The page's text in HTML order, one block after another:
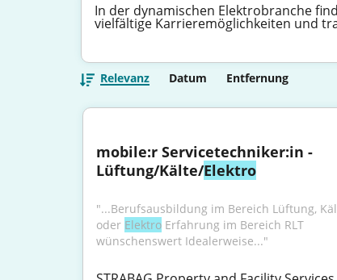
In der dynamischen Elektrobranche
vielfältige Karrieremöglichkeiten und
Relevanz Datum Entfernung
mobile:r Servicetechniker:in -
Lüftung/Kälte/Elektro
"...Berufsausbildung im Bereich Lüftung,
oder Elektro Erfahrung im Bereich RLT
wünschenswert Idealerweise..."